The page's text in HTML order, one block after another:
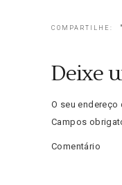
COMPARTILHE:
Deixe
O seu
Campos
Comentário